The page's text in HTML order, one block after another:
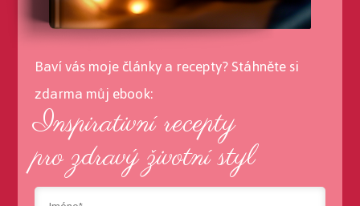
Baví vás moje články a recepty? Stáhněte si
zdarma můj ebook:
Inspirativní recepty
pro zdravý životní styl